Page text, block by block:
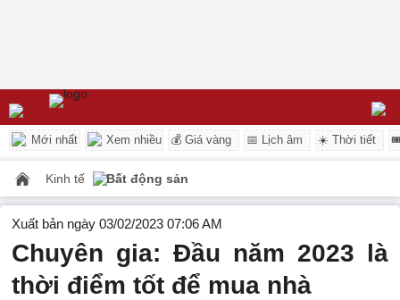
Mới nhất Xem nhiều 💰 Giá vàng 📅 Lịch âm ☀️ Thời tiết
Kinh tế Bất động sản
Xuất bản ngày 03/02/2023 07:06 AM
Chuyên gia: Đầu năm 2023 là
thời điểm tốt để mua nhà